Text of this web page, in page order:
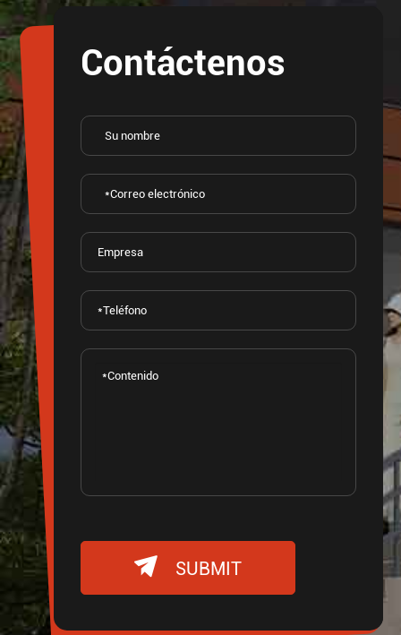
Contáctenos
 SUBMIT